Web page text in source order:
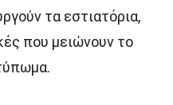
τα εστιατόρια,
που μειώνουν το